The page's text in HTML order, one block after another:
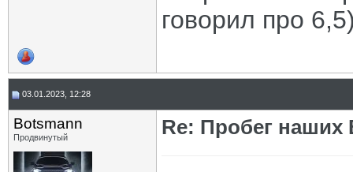
говорил про
03.01.2023, 12:28
Botsmann
Продвинутый Re: Пробег наших